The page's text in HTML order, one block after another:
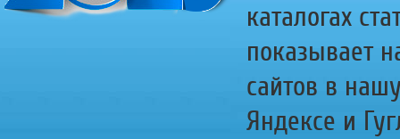
каталогах
показывает
сайтов в
Яндексе и